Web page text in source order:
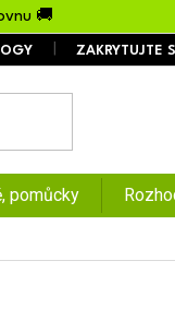
🚚
ZAKRYTUJTE
pomůcky